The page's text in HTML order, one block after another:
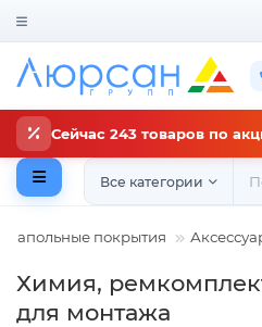
Сейчас 243 товаров по
Все категории
Напольные покрытия
Химия,
для монтажа